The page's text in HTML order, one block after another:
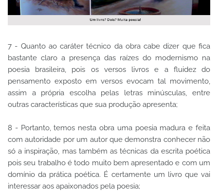
7 - Quanto ao caráter técnico da obra cabe dizer que fica
bastante claro a presença das raízes do modernismo na
poesia brasileira, pois os versos livros e a fluidez do
pensamento exposto em versos evocam tal movimento,
assim a própria escolha pelas letras minúsculas, entre
outras características que sua produção apresenta;
8 - Portanto, temos nesta obra uma poesia madura e feita
com autoridade por um autor que demonstra conhecer não
só a inspiração, mas também as técnicas da escrita poética
pois seu trabalho é todo muito bem apresentado e com um
domínio da prática poética. É certamente um livro que vai
interessar aos apaixonados pela poesia;